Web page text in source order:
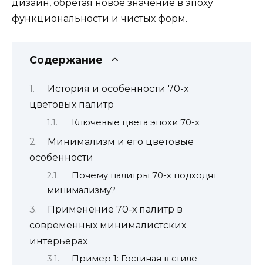
дизайн, обретая новое значение в эпоху
функциональности и чистых форм.
Содержание
История и особенности 70-х
цветовых палитр
Ключевые цвета эпохи 70-х
Минимализм и его цветовые
особенности
Почему палитры 70-х подходят
минимализму?
Применение 70-х палитр в
современных минималистских
интерьерах
Пример 1: Гостиная в стиле